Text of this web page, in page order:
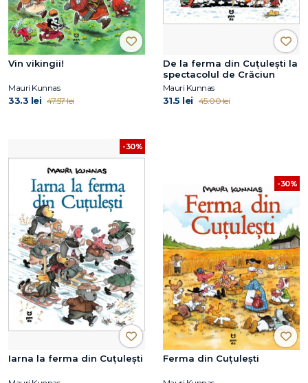
Vin vikingii!
Mauri Kunnas
33.3 lei 47.57 lei
De la ferma din Cuțulești la
spectacolul de Crăciun
Mauri Kunnas
31.5 lei 45.00 lei
-30%
Iarna la ferma din Cuțulești
-30%
Ferma din Cuțulești